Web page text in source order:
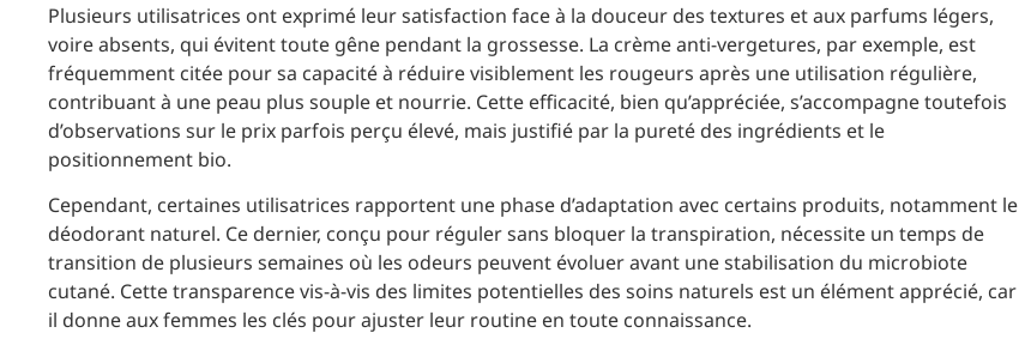
Plusieurs utilisatrices ont exprimé leur satisfaction face à la douceur des textures et aux parfums légers,
voire absents, qui évitent toute gêne pendant la grossesse. La crème anti-vergetures, par exemple, est
fréquemment citée pour sa capacité à réduire visiblement les rougeurs après une utilisation régulière,
contribuant à une peau plus souple et nourrie. Cette efficacité, bien qu’appréciée, s’accompagne toutefois
d’observations sur le prix parfois perçu élevé, mais justifié par la pureté des ingrédients et le
positionnement bio.
Cependant, certaines utilisatrices rapportent une phase d’adaptation avec certains produits, notamment le
déodorant naturel. Ce dernier, conçu pour réguler sans bloquer la transpiration, nécessite un temps de
transition de plusieurs semaines où les odeurs peuvent évoluer avant une stabilisation du microbiote
cutané. Cette transparence vis-à-vis des limites potentielles des soins naturels est un élément apprécié, car
il donne aux femmes les clés pour ajuster leur routine en toute connaissance.